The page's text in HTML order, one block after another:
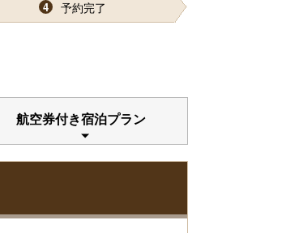
4 予約完了
航空券付き宿泊プラン